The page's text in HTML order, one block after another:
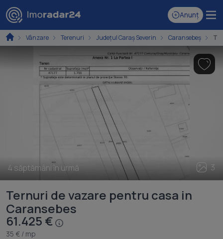
Anunț
Vânzare Terenuri Județul Caraș Severin Caransebeș
4 săptămâni în urmă 3
Ternuri de vazare pentru casa in
Caransebes
61.425 €
35 € / mp